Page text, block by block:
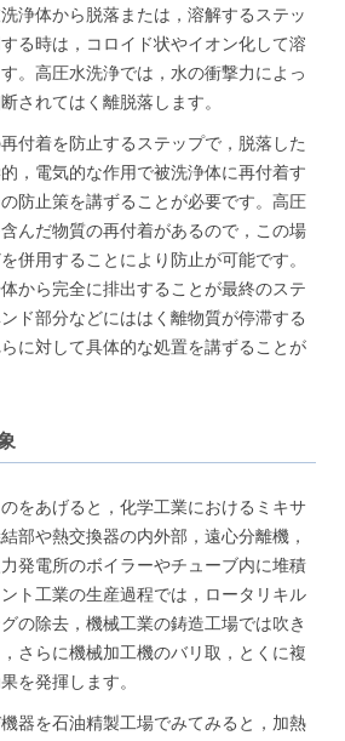
浄体から脱落または，溶解するステッ
る時は，コロイド状やイオン化して溶
。高圧水洗浄では，水の衝撃力によっ
されてはく離脱落します。
付着を防止するステップで，脱落した
，電気的な作用で被洗浄体に再付着す
防止策を講ずることが必要です。高圧
んだ物質の再付着があるので，この場
併用することにより防止が可能です。
から完全に排出することが最終のステ
ド部分などにははく離物質が停滞する
に対して具体的な処置を講ずることが
をあげると，化学工業におけるミキサ
部や熱交換器の内外部，遠心分離機，
発電所のボイラーやチューブ内に堆積
ト工業の生産過程では，ロータリキル
の除去，機械工業の鋳造工場では吹き
さらに機械加工機のバリ取，とくに複
を発揮します。
器を石油精製工場でみてみると，加熱